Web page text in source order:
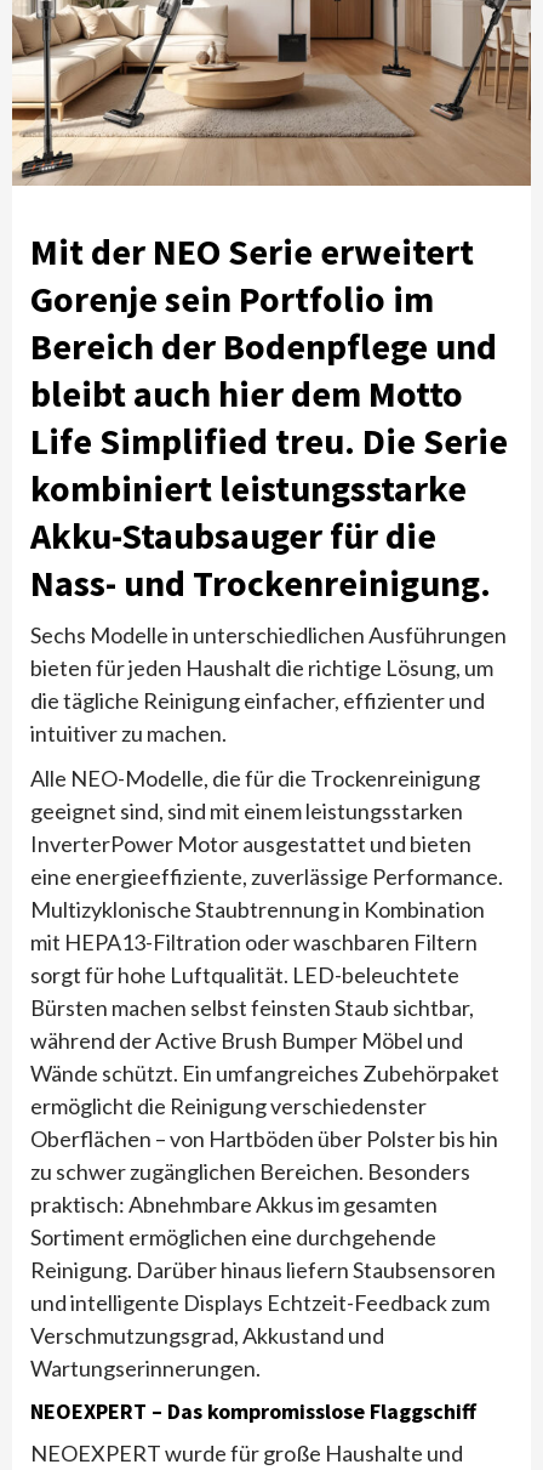
Mit der NEO Serie erweitert
Gorenje sein Portfolio im
Bereich der Bodenpflege und
bleibt auch hier dem Motto
Life Simplified treu. Die Serie
kombiniert leistungsstarke
Akku-Staubsauger für die
Nass- und Trockenreinigung.
Sechs Modelle in unterschiedlichen Ausführungen
bieten für jeden Haushalt die richtige Lösung, um
die tägliche Reinigung einfacher, effizienter und
intuitiver zu machen.
Alle NEO-Modelle, die für die Trockenreinigung
geeignet sind, sind mit einem leistungsstarken
InverterPower Motor ausgestattet und bieten
eine energieeffiziente, zuverlässige Performance.
Multizyklonische Staubtrennung in Kombination
mit HEPA13-Filtration oder waschbaren Filtern
sorgt für hohe Luftqualität. LED-beleuchtete
Bürsten machen selbst feinsten Staub sichtbar,
während der Active Brush Bumper Möbel und
Wände schützt. Ein umfangreiches Zubehörpaket
ermöglicht die Reinigung verschiedenster
Oberflächen – von Hartböden über Polster bis hin
zu schwer zugänglichen Bereichen. Besonders
praktisch: Abnehmbare Akkus im gesamten
Sortiment ermöglichen eine durchgehende
Reinigung. Darüber hinaus liefern Staubsensoren
und intelligente Displays Echtzeit-Feedback zum
Verschmutzungsgrad, Akkustand und
Wartungserinnerungen.
NEOEXPERT – Das kompromisslose Flaggschiff
NEOEXPERT wurde für große Haushalte und